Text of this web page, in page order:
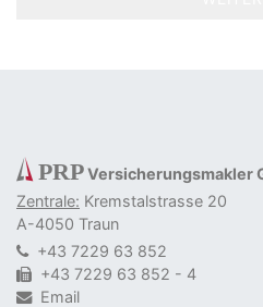
<> PRPVersicherungsmakler
Zentrale: Kremstalstrasse 20
A-4050 Traun
+43 7229 63 852
+43 7229 63 852 - 4
Email